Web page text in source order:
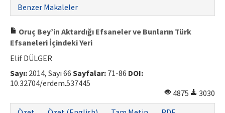
Benzer Makaleler
Oruç Bey’in Aktardığı Efsaneler ve Bunların Türk
Efsaneleri İçindeki Yeri
Elif DÜLGER
Sayı: 2014, Sayı 66 Sayfalar: 71-86 DOI:
10.32704/erdem.537445
4875
3030